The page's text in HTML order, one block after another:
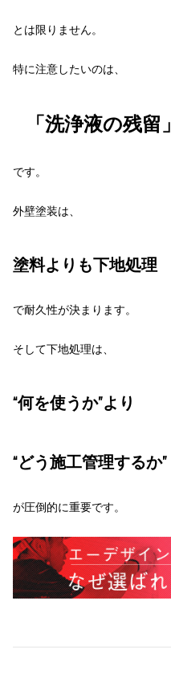
とは限りません。
特に注意したいのは、
「洗浄液の残留」
です。
外壁塗装は、
塗料よりも下地処理
で耐久性が決まります。
そして下地処理は、
“何を使うか”より
“どう施工管理するか”
が圧倒的に重要です。